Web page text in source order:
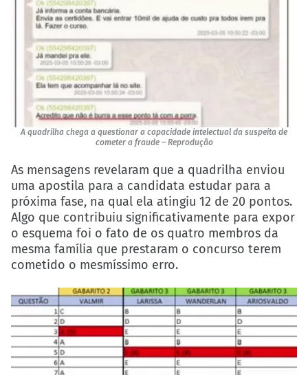
A quadrilha chega a questionar a capacidade intelectual da suspeita de
cometer a fraude – Reprodução
As mensagens revelaram que a quadrilha enviou
uma apostila para a candidata estudar para a
próxima fase, na qual ela atingiu 12 de 20 pontos.
Algo que contribuiu significativamente para expor
o esquema foi o fato de os quatro membros da
mesma família que prestaram o concurso terem
cometido o mesmíssimo erro.